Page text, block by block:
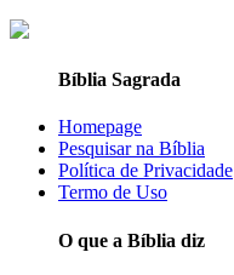
Bíblia Sagrada
Homepage
Pesquisar na Bíblia
Política de Privacidade
Termo de Uso
O que a Bíblia diz